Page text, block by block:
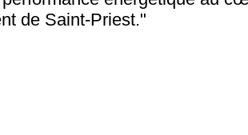
de Saint-Priest."